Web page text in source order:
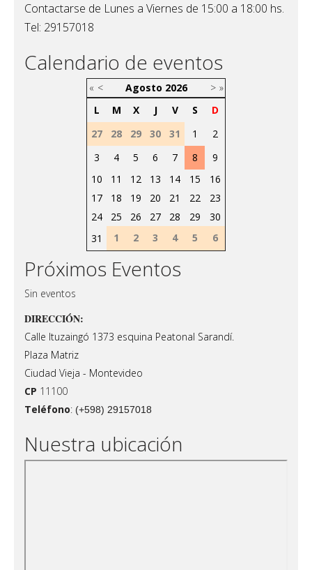
Contactarse de Lunes a Viernes de 15:00 a 18:00 hs.
Tel: 29157018
Calendario de eventos
« < Agosto 2026 > »
L
M X J V S
D
27
28 29 30 31 1
2
3
4 5 6 7 8
9
10
11 12 13 14 15
16
17
18 19 20 21 22
23
24
25 26 27 28 29
30
31
1 2 3 4 5 6
Próximos Eventos
Sin eventos
DIRECCIÓN:
Calle Ituzaingó 1373 esquina Peatonal Sarandí.
Plaza Matriz
Ciudad Vieja - Montevideo
CP 11100
Teléfono: (+598) 29157018
Nuestra ubicación